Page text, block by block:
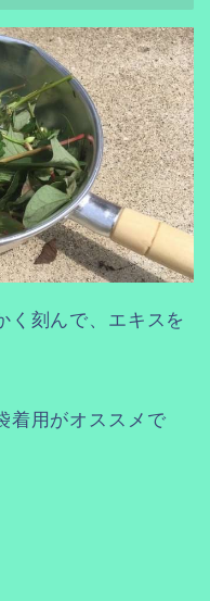
く刻んで、エキスを
着用がオススメで